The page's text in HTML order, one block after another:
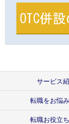
サービス
転職をお悩
転職お役立